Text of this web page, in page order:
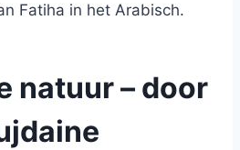
Fatiha in het Arabisch.
natuur – door